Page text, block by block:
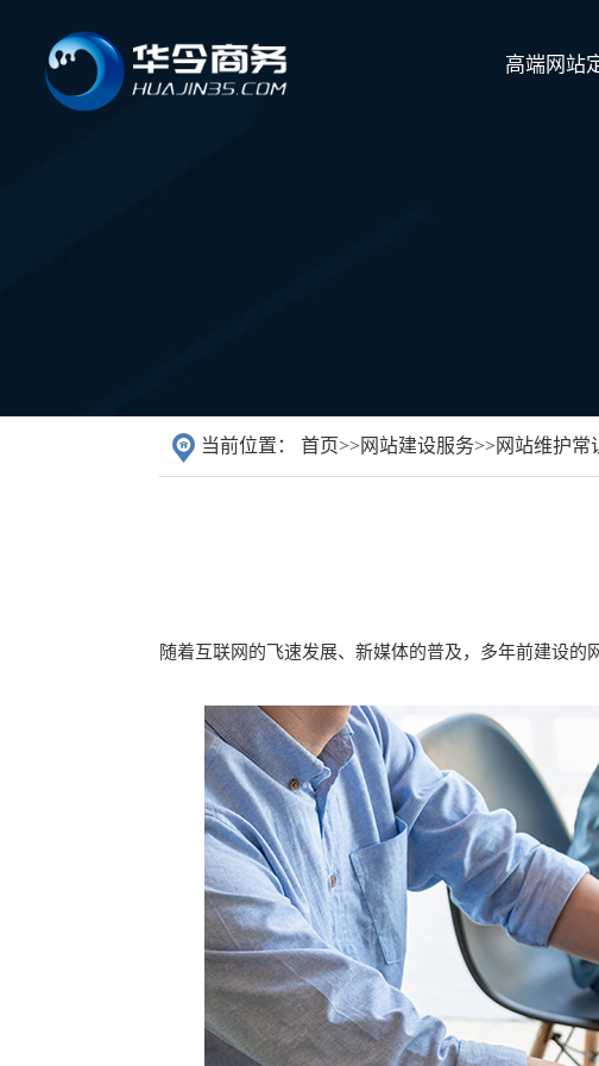
高端网站
当前位置：首页>>网站建设服务>>网站维护常
随着互联网的飞速发展、新媒体的普及，多年前建设的